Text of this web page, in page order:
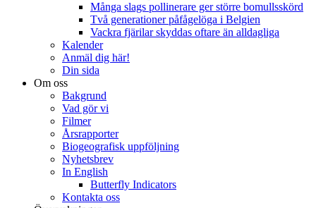
Många slags pollinerare ger större bomullsskörd
Två generationer påfågelöga i Belgien
Vackra fjärilar skyddas oftare än alldagliga
Kalender
Anmäl dig här!
Din sida
Om oss
Bakgrund
Vad gör vi
Filmer
Årsrapporter
Biogeografisk uppföljning
Nyhetsbrev
In English
Butterfly Indicators
Kontakta oss